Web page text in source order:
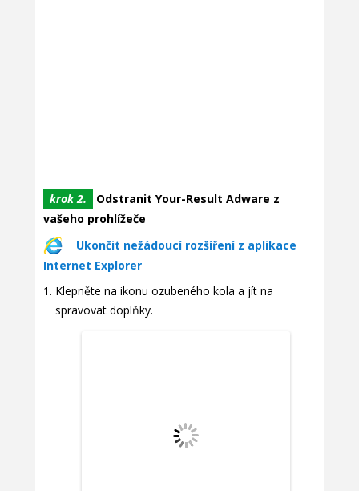
krok 2.
Odstranit Your-Result Adware z
vašeho prohlížeče
Ukončit nežádoucí rozšíření z aplikace
Internet Explorer
Klepněte na ikonu ozubeného kola a jít na
spravovat doplňky.